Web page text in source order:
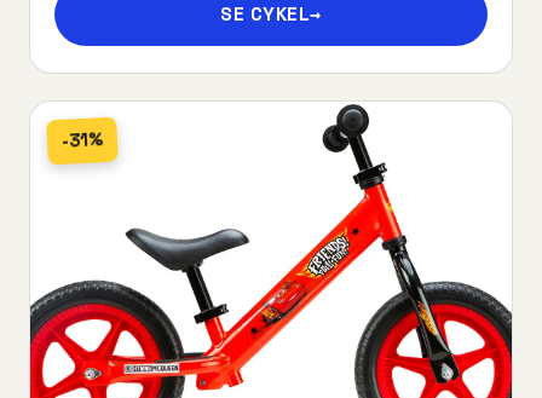
SE CYKEL→
-31%